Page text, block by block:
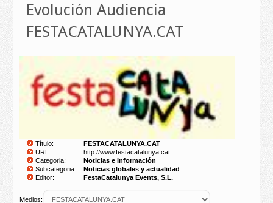
Evolución Audiencia
FESTACATALUNYA.CAT
Título:
FESTACATALUNYA.CAT
URL:
http://www.festacatalunya.cat
Categoria:
Noticias e Información
Subcategoria:
Noticias globales y actualidad
Editor:
FestaCatalunya Events, S.L.
Medios: